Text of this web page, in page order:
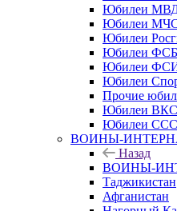
Юбилеи
Юбилеи
Юбилеи
Юбилеи ФСБ
Юбилеи
Юбилеи
Прочие
Юбилеи ВКС
Юбилеи
ВОИНЫ-
Назад
ВОИНЫ-
Таджикистан
Афганистан